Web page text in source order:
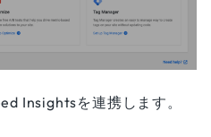
Insightsを連携します。